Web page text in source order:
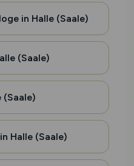
in Halle (Saale)
(Saale)
(Saale)
Halle (Saale)